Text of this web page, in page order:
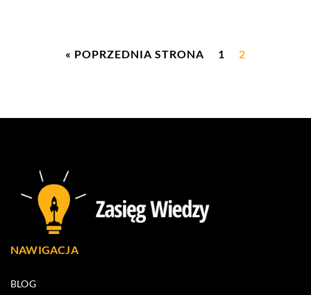
« POPRZEDNIA STRONA 1 2
NAWIGACJA
BLOG